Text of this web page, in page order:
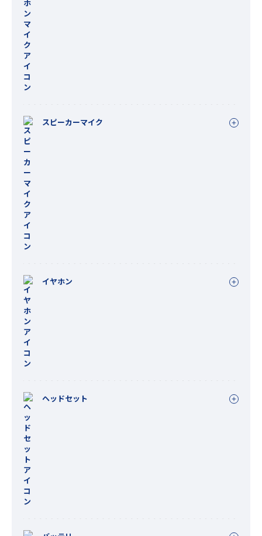
スピーカーマイク
イヤホン
ヘッドセット